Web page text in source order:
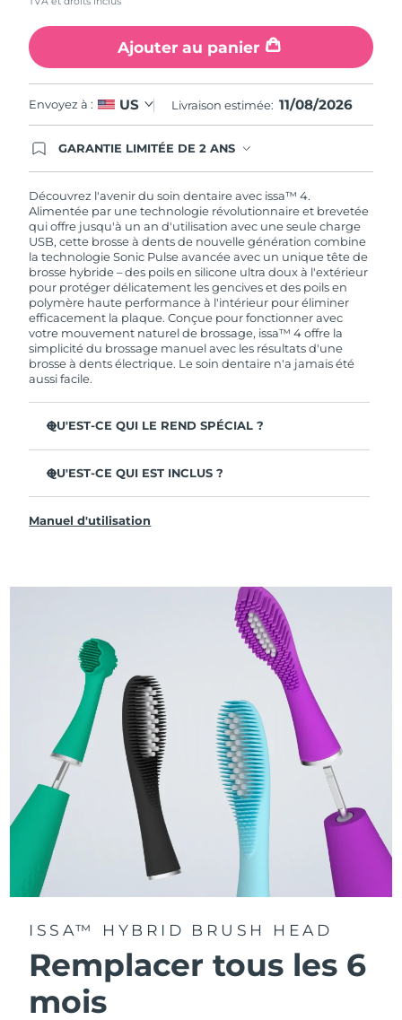
Ajouter au panier
Envoyez à : US Livraison estimée: 11/08/2026
GARANTIE LIMITÉE DE 2 ANS
FOREO. Cela signifie que si vous rencontrez des
problèmes avec votre appareil pendant les 2 ans
de garantie limitée, FOREO vous remplace ce
dernier gratuitement.
Découvrez l'avenir du soin dentaire avec issa™ 4.
Alimentée par une technologie révolutionnaire et brevetée
qui offre jusqu'à un an d'utilisation avec une seule charge
USB, cette brosse à dents de nouvelle génération combine
la technologie Sonic Pulse avancée avec un unique tête de
brosse hybride – des poils en silicone ultra doux à l'extérieur
pour protéger délicatement les gencives et des poils en
polymère haute performance à l'intérieur pour éliminer
efficacement la plaque. Conçue pour fonctionner avec
votre mouvement naturel de brossage, issa™ 4 offre la
simplicité du brossage manuel avec les résultats d'une
brosse à dents électrique. Le soin dentaire n'a jamais été
aussi facile.
QU'EST-CE QUI LE REND SPÉCIAL ?
dentaire globale de +140 % en seulement 1 mois.
Cliniquement prouvée pour éliminer 30 % de plaque en
3 modes de brossage : Deep Clean, Whitening &
La technologie Sonic Pulse délivre 11 000 pulsations par
minute.
Accédez à des modes de brossage personnalisés via
l'application FOREO For You.
QU'EST-CE QUI EST INCLUS ?
Câble de charge USB
Manuel d'utilisation
ISSA™ HYBRID BRUSH HEAD
Remplacer tous les 6
mois